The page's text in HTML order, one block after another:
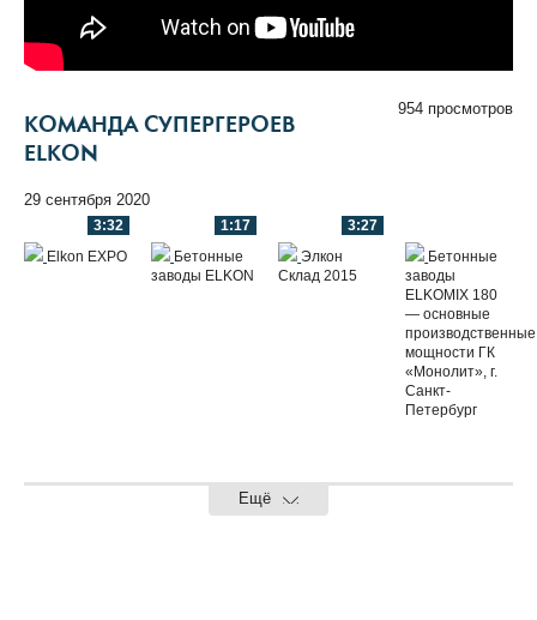
954 просмотров
КОМАНДА СУПЕРГЕРОЕВ
ELKON
29 сентября 2020
3:32
Elkon EXPO
1:17
Бетонные
заводы ELKON
3:27
Элкон
Склад 2015
Бетонные
заводы
ELKOMIX 180
— основные
производственные
мощности ГК
«Монолит», г.
Санкт-
Петербург
Ещё